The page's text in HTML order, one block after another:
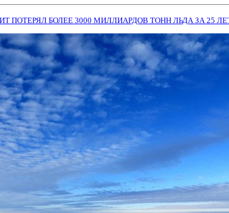
ПОТЕРЯЛ БОЛЕЕ 3000 МИЛЛИАРДОВ ТОНН ЛЬДА ЗА 25